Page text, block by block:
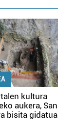
kultura
aukera, San
bisita gidatua